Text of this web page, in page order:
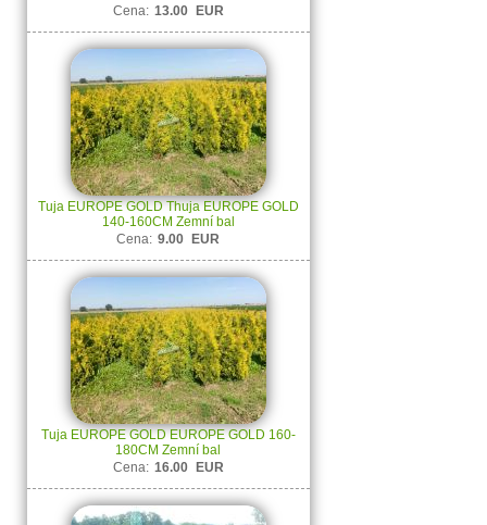
Cena: 13.00 EUR
Tuja EUROPE GOLD Thuja EUROPE GOLD
140-160CM Zemní bal
Cena: 9.00 EUR
Tuja EUROPE GOLD EUROPE GOLD 160-
180CM Zemní bal
Cena: 16.00 EUR